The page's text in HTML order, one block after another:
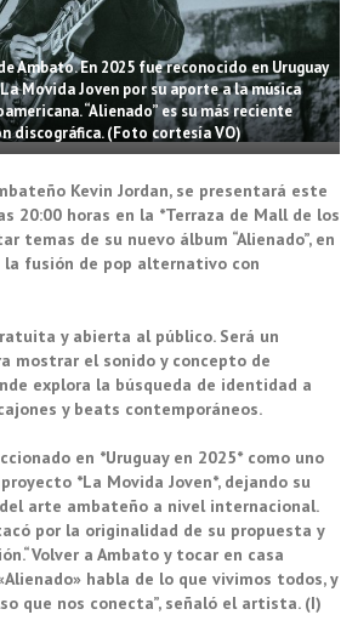
Ambato. En 2025 fue reconocido en Uruguay
Movida Joven por su aporte a la música
“Alienado” es su más reciente
discográfica. (Foto cortesía VO)
Kevin Jordan, se presentará este
20:00 horas en la *Terraza de Mall de los
temas de su nuevo álbum “Alienado”, en
la fusión de pop alternativo con
y abierta al público. Será un
mostrar el sonido y concepto de
explora la búsqueda de identidad a
y beats contemporáneos.
en *Uruguay en 2025* como uno
*La Movida Joven*, dejando su
arte ambateño a nivel internacional.
por la originalidad de su propuesta y
“Volver a Ambato y tocar en casa
habla de lo que vivimos todos, y
que nos conecta”, señaló el artista. (I)